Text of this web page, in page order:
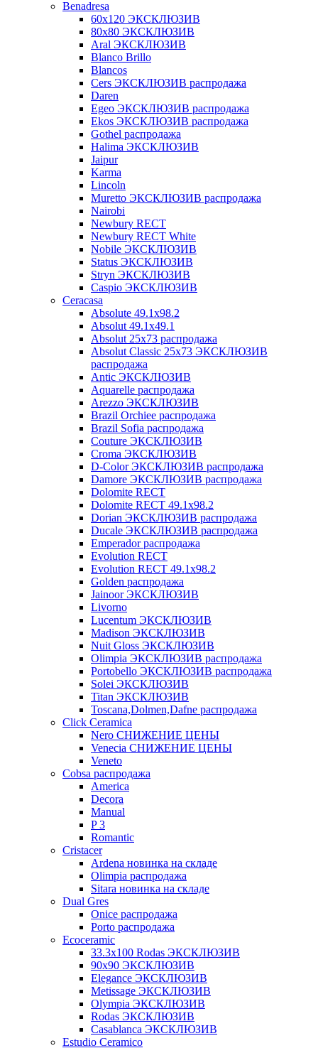
Benadresa
60х120 ЭКСКЛЮЗИВ
80х80 ЭКСКЛЮЗИВ
Aral ЭКСКЛЮЗИВ
Blanco Brillo
Blancos
Cers ЭКСКЛЮЗИВ распродажа
Daren
Egeo ЭКСКЛЮЗИВ распродажа
Ekos ЭКСКЛЮЗИВ распродажа
Gothel распродажа
Halima ЭКСКЛЮЗИВ
Jaipur
Karma
Lincoln
Muretto ЭКСКЛЮЗИВ распродажа
Nairobi
Newbury RECT
Newbury RECT White
Nobile ЭКСКЛЮЗИВ
Status ЭКСКЛЮЗИВ
Stryn ЭКСКЛЮЗИВ
Сaspio ЭКСКЛЮЗИВ
Ceracasa
Absolute 49.1x98.2
Absolut 49.1x49.1
Absolut 25x73 распродажа
Absolut Classic 25x73 ЭКСКЛЮЗИВ
распродажа
Antic ЭКСКЛЮЗИВ
Aquarelle распродажа
Arezzo ЭКСКЛЮЗИВ
Brazil Orchiee распродажа
Brazil Sofia распродажа
Couture ЭКСКЛЮЗИВ
Croma ЭКСКЛЮЗИВ
D-Color ЭКСКЛЮЗИВ распродажа
Damore ЭКСКЛЮЗИВ распродажа
Dolomite RECT
Dolomite RECT 49.1x98.2
Dorian ЭКСКЛЮЗИВ распродажа
Ducale ЭКСКЛЮЗИВ распродажа
Emperador распродажа
Evolution RECT
Evolution RECT 49.1x98.2
Golden распродажа
Jainoor ЭКСКЛЮЗИВ
Livorno
Lucentum ЭКСКЛЮЗИВ
Madison ЭКСКЛЮЗИВ
Nuit Gloss ЭКСКЛЮЗИВ
Olimpia ЭКСКЛЮЗИВ распродажа
Portobello ЭКСКЛЮЗИВ распродажа
Solei ЭКСКЛЮЗИВ
Titan ЭКСКЛЮЗИВ
Toscana,Dolmen,Dafne распродажа
Cliсk Ceramica
Nero СНИЖЕНИЕ ЦЕНЫ
Venecia СНИЖЕНИЕ ЦЕНЫ
Veneto
Cobsa распродажа
America
Decora
Manual
P 3
Romantic
Cristacer
Ardena новинка на складе
Olimpia распродажа
Sitara новинка на складе
Dual Gres
Onice распродажа
Porto распродажа
Ecoceramic
33.3х100 Rodas ЭКСКЛЮЗИВ
90x90 ЭКСКЛЮЗИВ
Elegance ЭКСКЛЮЗИВ
Metissage ЭКСКЛЮЗИВ
Olympia ЭКСКЛЮЗИВ
Rodas ЭКСКЛЮЗИВ
Сasablanca ЭКСКЛЮЗИВ
Estudio Ceramico